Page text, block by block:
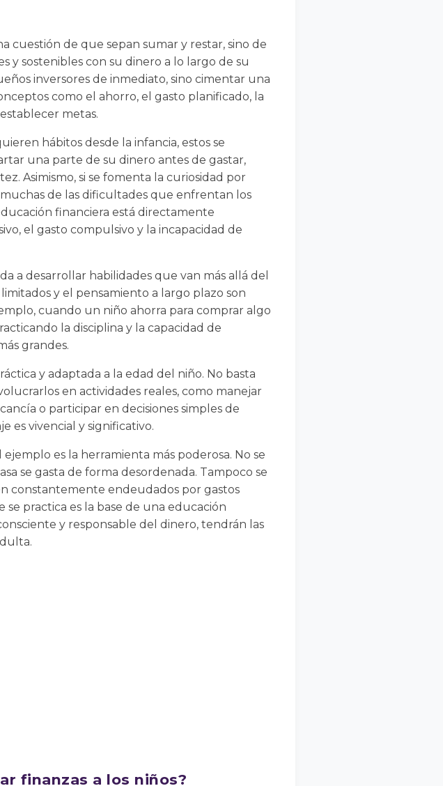
cuestión de que sepan sumar y restar, sino de
y sostenibles con su dinero a lo largo de su
inversores de inmediato, sino cimentar una
como el ahorro, el gasto planificado, la
metas.
hábitos desde la infancia, estos se
una parte de su dinero antes de gastar,
Asimismo, si se fomenta la curiosidad por
de las dificultades que enfrentan los
financiera está directamente
el gasto compulsivo y la incapacidad de
a desarrollar habilidades que van más allá del
y el pensamiento a largo plazo son
cuando un niño ahorra para comprar algo
la disciplina y la capacidad de
grandes.
y adaptada a la edad del niño. No basta
en actividades reales, como manejar
o participar en decisiones simples de
es vivencial y significativo.
es la herramienta más poderosa. No se
se gasta de forma desordenada. Tampoco se
constantemente endeudados por gastos
practica es la base de una educación
y responsable del dinero, tendrán las
finanzas a los niños?